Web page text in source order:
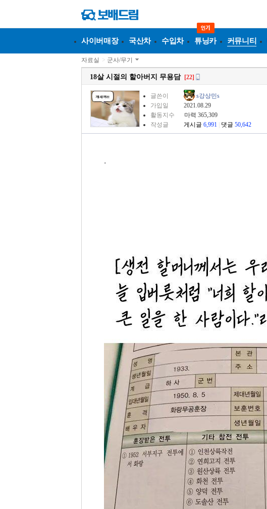
사이버매장 국산차 수입차 튜닝카 커뮤니티
자료실 > 군사/무기
18살 시절의 할아버지 무용담 [22]
글쓴이
s강상민s
가입일
2021.08.29
활동지수
마력 365,309
작성글
게시글 6,991 댓글 50,642
.